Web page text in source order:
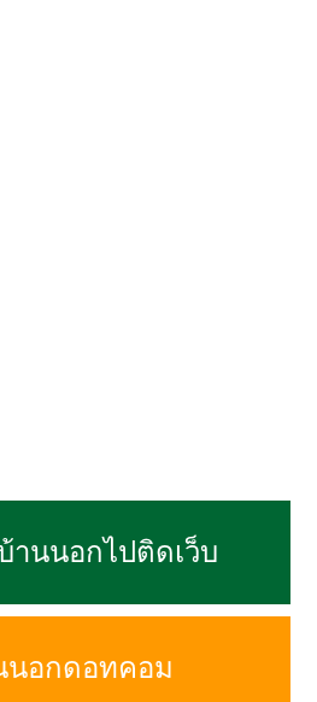
านนอกไปติดเว็บ
นอกดอทคอม